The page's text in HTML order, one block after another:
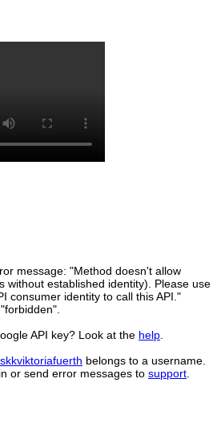
message: "Method doesn't allow
without established identity). Please use
consumer identity to call this API."
API key? Look at the help
skkviktoriafuerth belongs to a username.
or send error messages to support